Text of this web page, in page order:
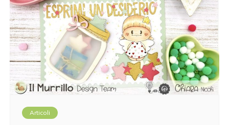
Articoli